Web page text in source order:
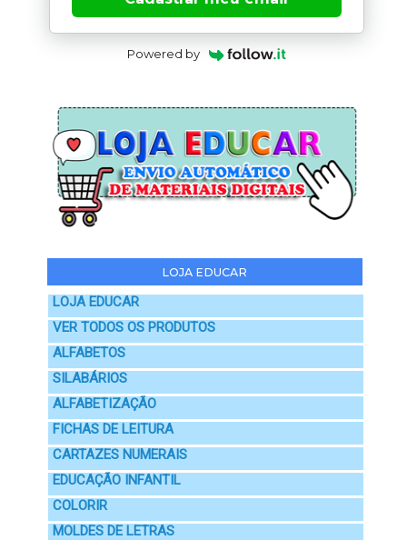
Powered by
LOJA EDUCAR
LOJA EDUCAR
VER TODOS OS PRODUTOS
ALFABETOS
SILABÁRIOS
ALFABETIZAÇÃO
FICHAS DE LEITURA
CARTAZES NUMERAIS
EDUCAÇÃO INFANTIL
COLORIR
MOLDES DE LETRAS